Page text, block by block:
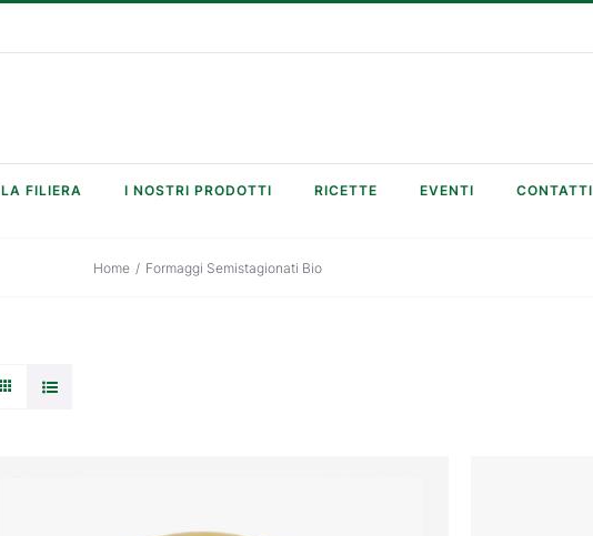
LA FILIERA I NOSTRI PRODOTTI RICETTE EVENTI CONTATTI
Home / Formaggi Semistagionati Bio